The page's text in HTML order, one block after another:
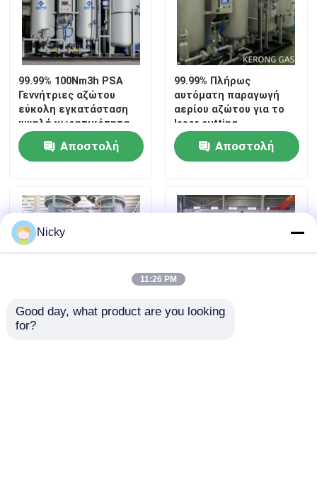
Ειδήσεις
Ζητήστε μια προσφορά
Παραγωγοί αζώτου PSA
Γεννήτρια αζώτου μεμβράνης
Σύστημα ανάκτησης αερίου
99.99% 100Nm3h PSA
Γεννήτριες αζώτου
εύκολη εγκατάσταση
υψηλή χωρητικότητα
Αποστολή
99.99% Πλήρως
αυτόματη παραγωγή
αερίου αζώτου για το
laser cutting
Αποστολή
990,5% 50Hz μονάδα
Nicky
11:26 PM
Good day, what product are you looking
for?